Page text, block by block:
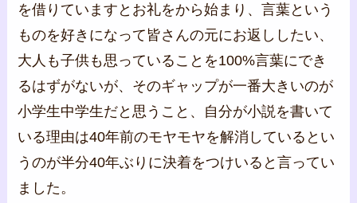
を借りていますとお礼をから始まり、言葉という
ものを好きになって皆さんの元にお返ししたい、
大人も子供も思っていることを100%言葉にでき
るはずがないが、そのギャップが一番大きいのが
小学生中学生だと思うこと、自分が小説を書いて
いる理由は40年前のモヤモヤを解消しているとい
うのが半分40年ぶりに決着をつけいると言ってい
ました。